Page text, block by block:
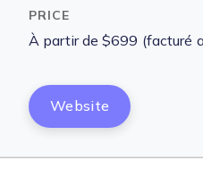
À partir de $699 (facturé
Website